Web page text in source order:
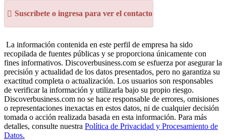
Suscríbete o ingresa para ver el contacto
La información contenida en este perfil de empresa ha sido
recopilada de fuentes públicas y se proporciona únicamente con
fines informativos. Discoverbusiness.com se esfuerza por asegurar la
precisión y actualidad de los datos presentados, pero no garantiza su
exactitud completa o actualización. Los usuarios son responsables
de verificar la información y utilizarla bajo su propio riesgo.
Discoverbusiness.com no se hace responsable de errores, omisiones
o representaciones inexactas en estos datos, ni de cualquier decisión
tomada o acción realizada basada en esta información. Para más
detalles, consulte nuestra Política de Privacidad y Procesamiento de
Datos.